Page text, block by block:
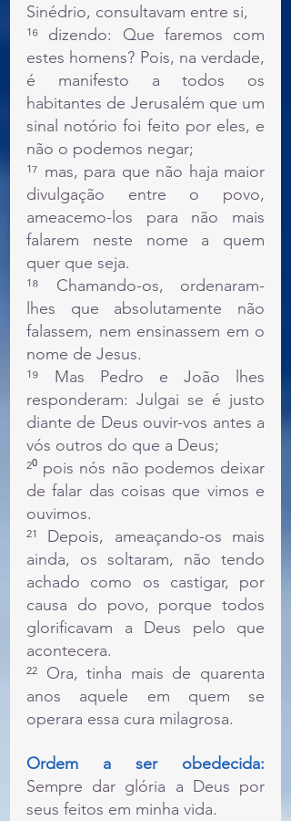
Sinédrio, consultavam entre si,
¹⁶ dizendo: Que faremos com
estes homens? Pois, na verdade,
é manifesto a todos os
habitantes de Jerusalém que um
sinal notório foi feito por eles, e
não o podemos negar;
¹⁷ mas, para que não haja maior
divulgação entre o povo,
ameacemo-los para não mais
falarem neste nome a quem
quer que seja.
¹⁸ Chamando-os, ordenaram-
lhes que absolutamente não
falassem, nem ensinassem em o
nome de Jesus.
¹⁹ Mas Pedro e João lhes
responderam: Julgai se é justo
diante de Deus ouvir-vos antes a
vós outros do que a Deus;
²⁰ pois nós não podemos deixar
de falar das coisas que vimos e
ouvimos.
²¹ Depois, ameaçando-os mais
ainda, os soltaram, não tendo
achado como os castigar, por
causa do povo, porque todos
glorificavam a Deus pelo que
acontecera.
²² Ora, tinha mais de quarenta
anos aquele em quem se
operara essa cura milagrosa.
Sempre dar glória a Deus por
seus feitos em minha vida.